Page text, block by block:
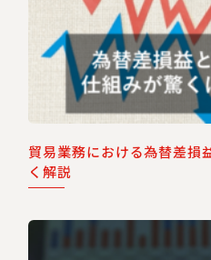
貿易業務における為替差損
く解説